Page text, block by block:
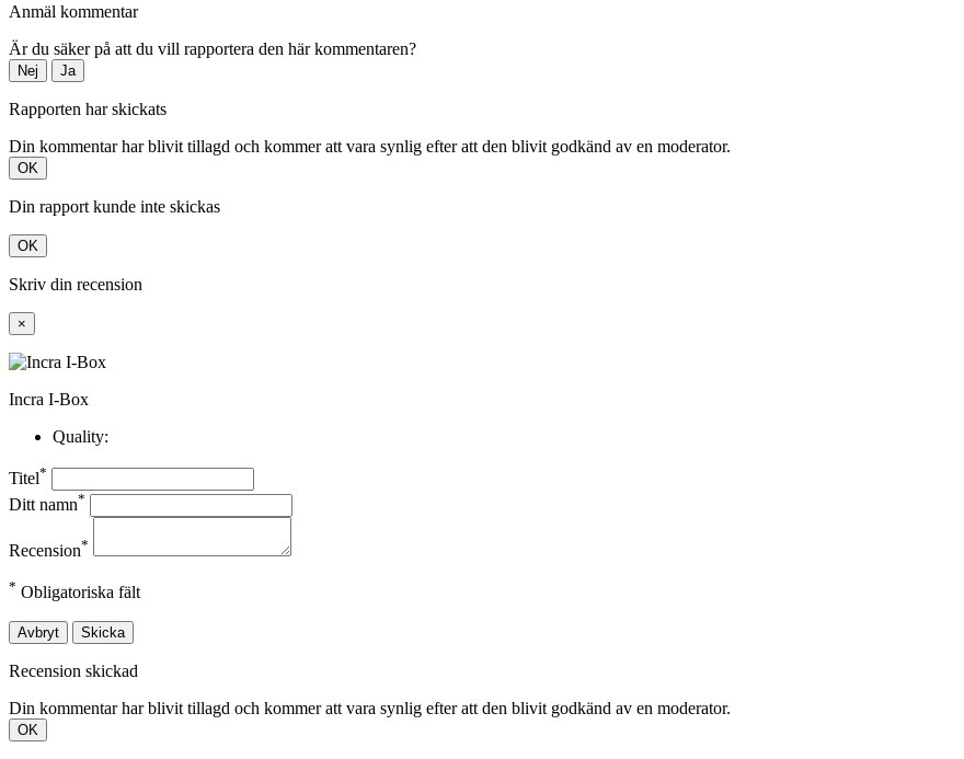
Anmäl kommentar
Är du säker på att du vill rapportera den här kommentaren?
Nej Ja
Rapporten har skickats
Din kommentar har blivit tillagd och kommer att vara synlig efter att den blivit godkänd av en moderator.
OK
Din rapport kunde inte skickas
OK
Skriv din recension
×
Incra I-Box
Quality:
Titel*
Ditt namn*
Recension*
* Obligatoriska fält
Avbryt Skicka
Recension skickad
Din kommentar har blivit tillagd och kommer att vara synlig efter att den blivit godkänd av en moderator.
OK